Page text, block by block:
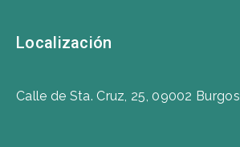
Localización
Calle de Sta. Cruz, 25, 09002 Burgos